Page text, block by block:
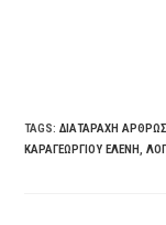
TAGS:ΔΙΑΤΑΡΑΧΉ
ΚΑΡΑΓΕΩΡΓΊΟΥ ΕΛΈΝΗ,